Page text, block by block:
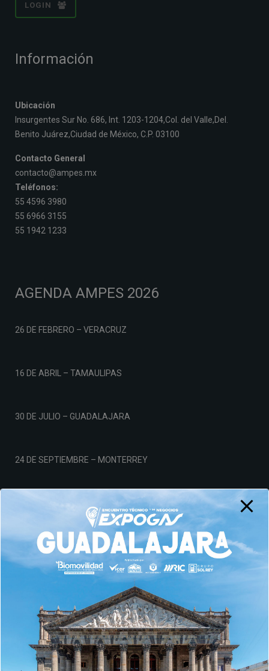
LOGIN
Información
Ubicación
Insurgentes Sur No. 686, Int. 1203-1204,Col. del Valle,Del.
Benito Juárez,Ciudad de México, C.P. 03100
Contacto General
contacto@ampes.mx
Teléfonos:
55 4596 3980
55 6966 3155
55 1942 1233
AGENDA AMPES 2026
26 DE FEBRERO – VERACRUZ
16 DE ABRIL – TAMAULIPAS
30 DE JULIO – GUADALAJARA
24 DE SEPTIEMBRE – MONTERREY
Aviso de Privacidad
© AMPES 2026